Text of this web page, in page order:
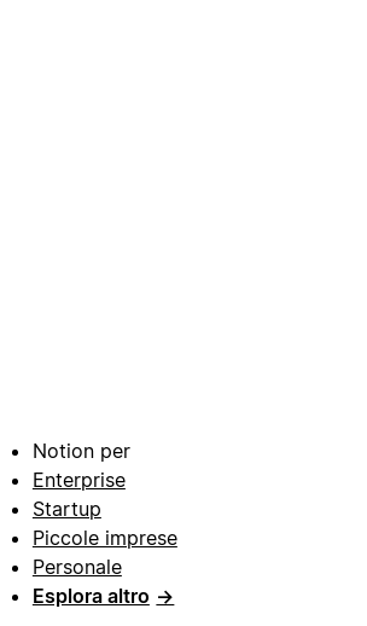
Notion per
Enterprise
Startup
Piccole imprese
Personale
Esplora altro →